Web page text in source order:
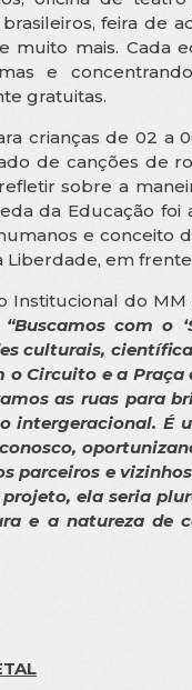
feira de
muito mais. Cada
e
gratuitas.
crianças de 02 a
de canções de
sobre a
da Educação
e conceito
Liberdade, em
Institucional do
“Buscamos com o
culturais,
Circuito e a Praça
as ruas para
intergeracional. É
parceiros e
ela seria
e a natureza de